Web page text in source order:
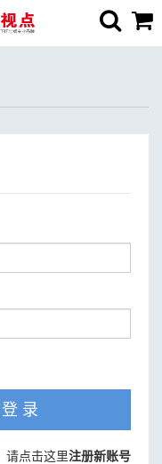
登 录
请点击这里注册新账号